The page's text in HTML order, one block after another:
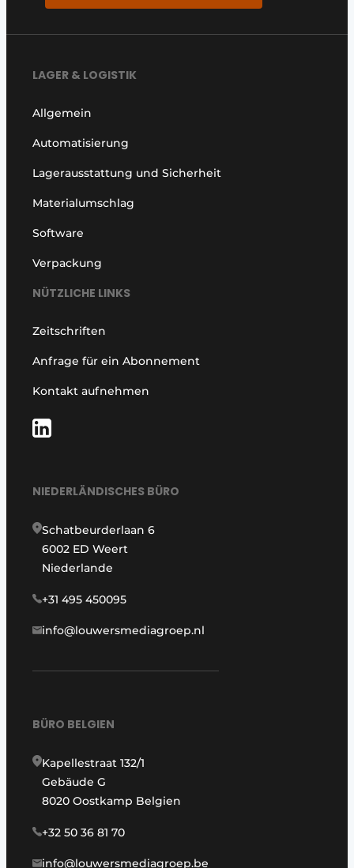
LAGER & LOGISTIK
Allgemein
Automatisierung
Lagerausstattung und Sicherheit
Materialumschlag
Software
Verpackung
NÜTZLICHE LINKS
Zeitschriften
Anfrage für ein Abonnement
Kontakt aufnehmen
NIEDERLÄNDISCHES BÜRO
Schatbeurderlaan 6
6002 ED Weert
Niederlande
+31 495 450095
info@louwersmediagroep.nl
BÜRO BELGIEN
Kapellestraat 132/1
Gebäude G
8020 Oostkamp Belgien
+32 50 36 81 70
info@louwersmediagroep.be